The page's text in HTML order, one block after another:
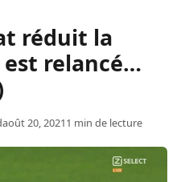
réduit la
relancé…
août 20, 20211 min de lecture